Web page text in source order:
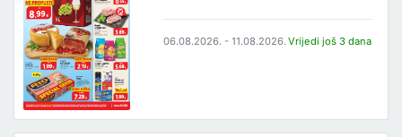
06.08.2026. - 11.08.2026. Vrijedi još 3 dana